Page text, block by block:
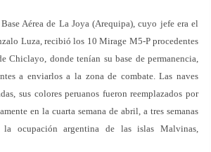
Aérea de La Joya (Arequipa), cuyo jefe era el
Luza, recibió los 10 Mirage M5-P procedentes
Chiclayo, donde tenían su base de permanencia,
a enviarlos a la zona de combate. Las naves
sus colores peruanos fueron reemplazados por
en la cuarta semana de abril, a tres semanas
la ocupación argentina de las islas Malvinas,